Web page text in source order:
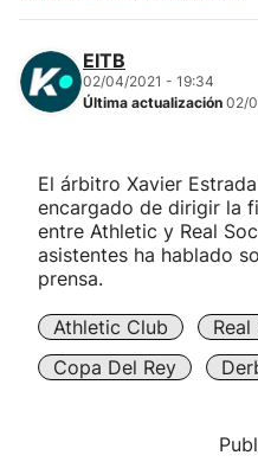
"Helmuga"
EITB
02/04/2021 - 19:34
Última actualización 02/
El árbitro Xavier
encargado de dirigir la
entre Athletic y Real
asistentes ha hablado
prensa.
Athletic Club
Copa Del Rey